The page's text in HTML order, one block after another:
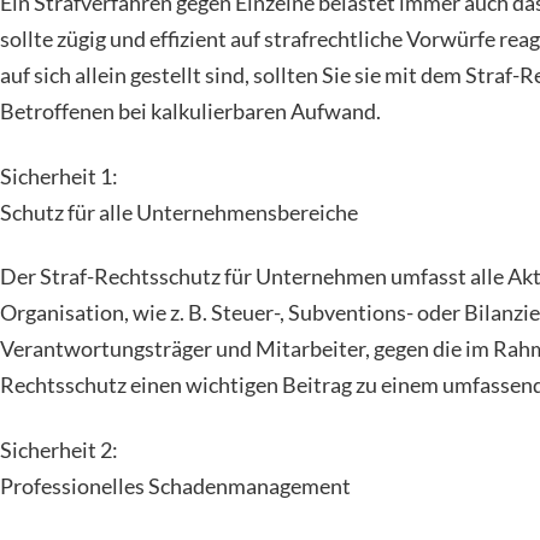
sollte zügig und effizient auf strafrechtliche Vorwürfe
auf sich allein gestellt sind, sollten Sie sie mit dem
Betroffenen bei kalkulierbaren Aufwand.
Sicherheit 1:
Schutz für alle Unternehmensbereiche
Der Straf-Rechtsschutz für Unternehmen umfasst alle
Organisation, wie z. B. Steuer-, Subventions- oder
Verantwortungsträger und Mitarbeiter, gegen die im
Rechtsschutz einen wichtigen Beitrag zu einem
Sicherheit 2:
Professionelles Schadenmanagement